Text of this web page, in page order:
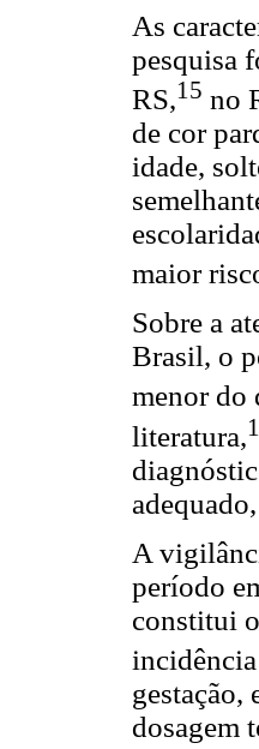
As
pesquisa
RS,15 no
de cor
idade,
maior
Sobre a
Brasil, o
menor do
literatura,
A
período
constitui
gestação,
dosagem